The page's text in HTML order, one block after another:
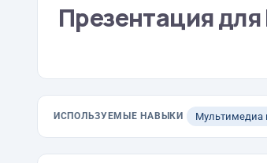
Презентация для
ИСПОЛЬЗУЕМЫЕ НАВЫКИ Мультимедиа